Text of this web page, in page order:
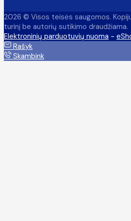
2026 © Visos teisės saugomos.
turinį be autorių sutikimo draudžiama.
Elektroninių parduotuvių nuoma -
Rašyk
Skambink